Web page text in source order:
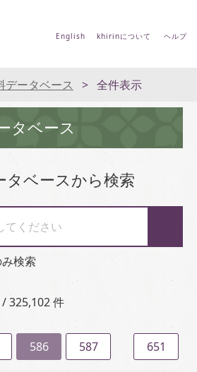
English khirinについて ヘルプ
データベース 全件表示
タベース
タベースから検索
てください
検索
325,102 件
586 587 651